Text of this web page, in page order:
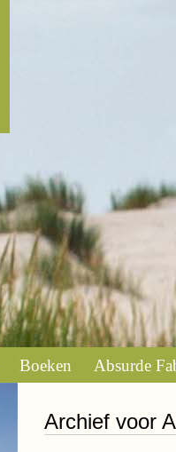
Boeken Absurde
Archief voor